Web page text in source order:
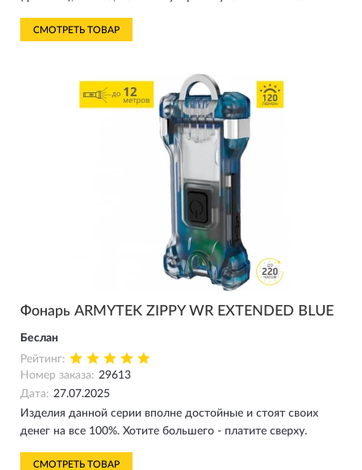
СМОТРЕТЬ ТОВАР
Фонарь ARMYTEK ZIPPY WR EXTENDED BLUE
Беслан
Рейтинг:
Номер заказа: 29613
Дата: 27.07.2025
Изделия данной серии вполне достойные и стоят своих
денег на все 100%. Хотите большего - платите сверху.
СМОТРЕТЬ ТОВАР